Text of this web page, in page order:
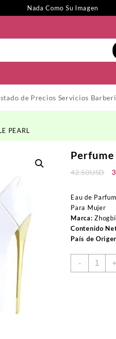
Nada Como Su Imagen
de Precios Servicios
PEARL
Perfume
42.50USD
Eau de Parfum
Para Mujer
Marca: Zhogbi
Contenido
País de
-
Perfume+